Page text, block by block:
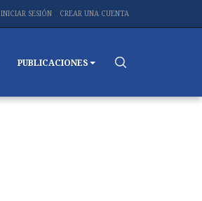
INICIAR SESIÓN CREAR UNA CUENTA
PUBLICACIONES